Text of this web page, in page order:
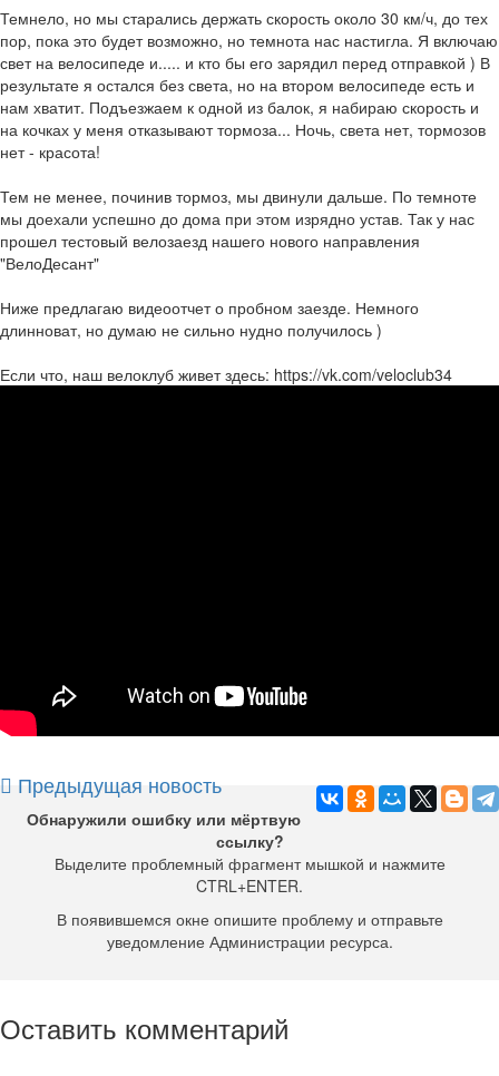
Темнело, но мы старались держать скорость около 30 км/ч, до тех
пор, пока это будет возможно, но темнота нас настигла. Я включаю
свет на велосипеде и..... и кто бы его зарядил перед отправкой ) В
результате я остался без света, но на втором велосипеде есть и
нам хватит. Подъезжаем к одной из балок, я набираю скорость и
на кочках у меня отказывают тормоза... Ночь, света нет, тормозов
нет - красота!
Тем не менее, починив тормоз, мы двинули дальше. По темноте
мы доехали успешно до дома при этом изрядно устав. Так у нас
прошел тестовый велозаезд нашего нового направления
"ВелоДесант"
Ниже предлагаю видеоотчет о пробном заезде. Немного
длинноват, но думаю не сильно нудно получилось )
Если что, наш велоклуб живет здесь: https://vk.com/veloclub34
Предыдущая новость
Обнаружили ошибку или мёртвую
ссылку?
Выделите проблемный фрагмент мышкой и нажмите
CTRL+ENTER.
В появившемся окне опишите проблему и отправьте
уведомление Администрации ресурса.
Оставить комментарий